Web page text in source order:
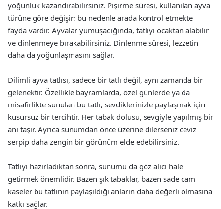
yoğunluk kazandırabilirsiniz. Pişirme süresi, kullanılan ayva
türüne göre değişir; bu nedenle arada kontrol etmekte
fayda vardır. Ayvalar yumuşadığında, tatlıyı ocaktan alabilir
ve dinlenmeye bırakabilirsiniz. Dinlenme süresi, lezzetin
daha da yoğunlaşmasını sağlar.
Dilimli ayva tatlısı, sadece bir tatlı değil, aynı zamanda bir
gelenektir. Özellikle bayramlarda, özel günlerde ya da
misafirlikte sunulan bu tatlı, sevdiklerinizle paylaşmak için
kusursuz bir tercihtir. Her tabak dolusu, sevgiyle yapılmış bir
anı taşır. Ayrıca sunumdan önce üzerine dilerseniz ceviz
serpip daha zengin bir görünüm elde edebilirsiniz.
Tatlıyı hazırladıktan sonra, sunumu da göz alıcı hale
getirmek önemlidir. Bazen şık tabaklar, bazen sade cam
kaseler bu tatlının paylaşıldığı anların daha değerli olmasına
katkı sağlar.